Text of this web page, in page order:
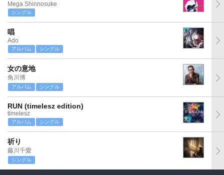
Mega Shinnosuke
シングル
唱
Ado
アルバム シングル
女の意地
角川博
アルバム シングル
RUN (timelesz edition)
timelesz
アルバム シングル
祈り
藤川千愛
シングル